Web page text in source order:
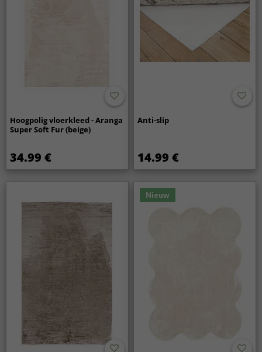
Hoogpolig vloerkleed - Aranga
Super Soft Fur (beige)
34.99 €
Anti-slip
14.99 €
Nieuw